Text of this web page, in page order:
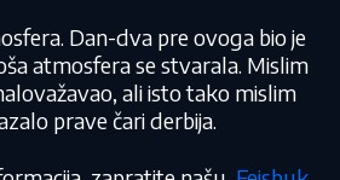
Dan-dva pre ovoga bio je
atmosfera se stvarala. Mislim
ali isto tako mislim
prave čari derbija.